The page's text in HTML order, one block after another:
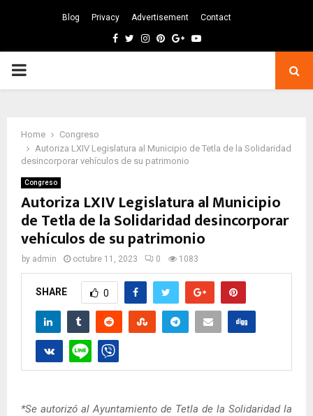
Blog Privacy Advertisement Contact
Facebook
TwitterInstagram
Pinterest
GoogleYoutube
PRIMARY
Home
Congreso
Autoriza LXIV Legislatura al Municipio de Tetla de la Solidaridad
desincorporar vehículos de su patrimonio
Congreso
Autoriza LXIV Legislatura al Municipio
de Tetla de la Solidaridad desincorporar
vehículos de su patrimonio
by admin octubre 11, 2023 0 1083
SHARE 0
*Se autorizó al Ayuntamiento de Tetla de la Solidaridad la